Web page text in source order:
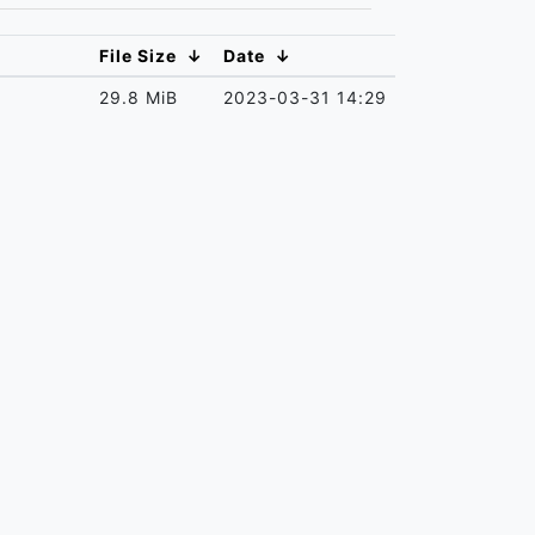
File Size ↓ Date ↓
29.8 MiB 2023-03-31 14:29